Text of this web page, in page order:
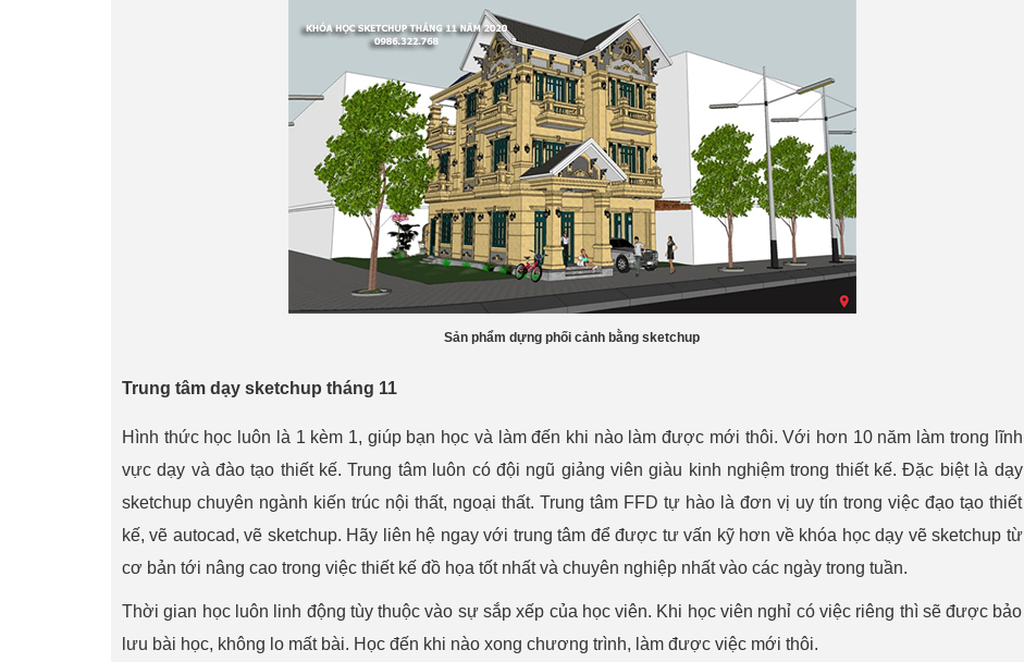
Sản phẩm dựng phối cảnh bằng sketchup
Trung tâm dạy sketchup tháng 11
Hình thức học luôn là 1 kèm 1, giúp bạn học và làm đến khi nào làm được mới thôi. Với hơn 10 năm làm trong lĩnh
vực dạy và đào tạo thiết kế. Trung tâm luôn có đội ngũ giảng viên giàu kinh nghiệm trong thiết kế. Đặc biệt là dạy
sketchup chuyên ngành kiến trúc nội thất, ngoại thất. Trung tâm FFD tự hào là đơn vị uy tín trong việc đạo tạo thiết
kế, vẽ autocad, vẽ sketchup. Hãy liên hệ ngay với trung tâm để được tư vấn kỹ hơn về khóa học dạy vẽ sketchup từ
cơ bản tới nâng cao trong việc thiết kế đồ họa tốt nhất và chuyên nghiệp nhất vào các ngày trong tuần.
Thời gian học luôn linh động tùy thuộc vào sự sắp xếp của học viên. Khi học viên nghỉ có việc riêng thì sẽ được bảo
lưu bài học, không lo mất bài. Học đến khi nào xong chương trình, làm được việc mới thôi.